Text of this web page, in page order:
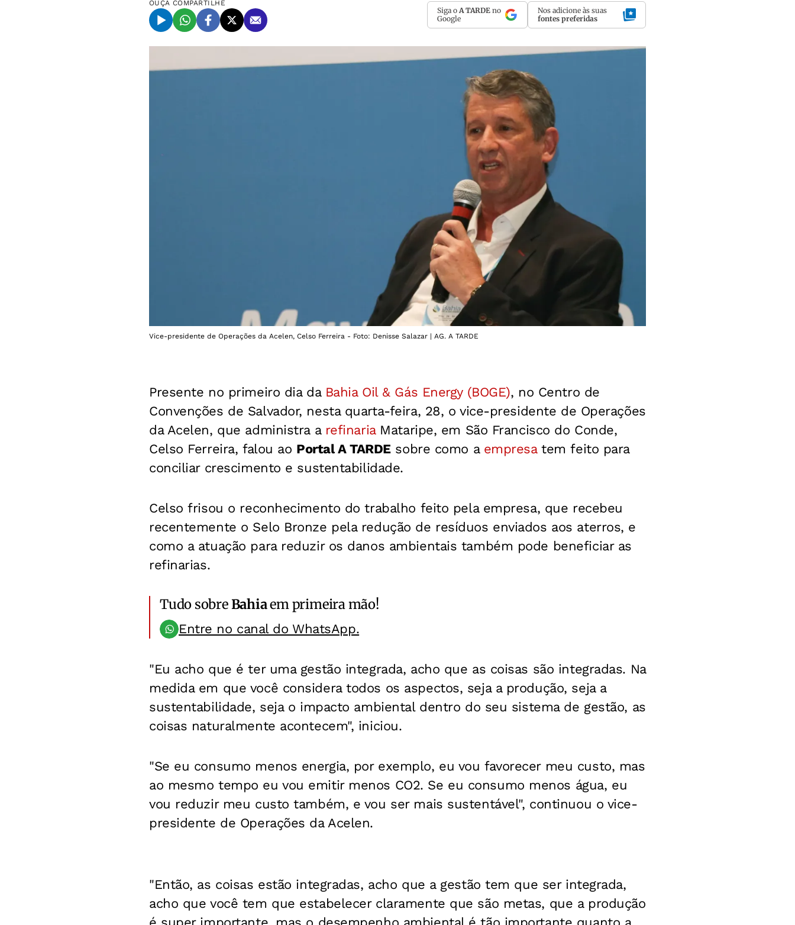
OUÇA COMPARTILHE
Siga o A TARDE no
Google
Nos adicione às suas
fontes preferidas
Vice-presidente de Operações da Acelen, Celso Ferreira - Foto: Denisse Salazar | AG. A TARDE
Presente no primeiro dia da Bahia Oil & Gás Energy (BOGE), no Centro de
Convenções de Salvador, nesta quarta-feira, 28, o vice-presidente de Operações
da Acelen, que administra a refinariaMataripe, em São Francisco do Conde,
Celso Ferreira, falou ao Portal A TARDEsobre como a empresatem feito para
conciliar crescimento e sustentabilidade.
Celso frisou o reconhecimento do trabalho feito pela empresa, que recebeu
recentemente o Selo Bronze pela redução de resíduos enviados aos aterros, e
como a atuação para reduzir os danos ambientais também pode beneficiar as
refinarias.
Tudo sobreBahiaem primeira mão!
Entre no canal do WhatsApp.
"Eu acho que é ter uma gestão integrada, acho que as coisas são integradas. Na
medida em que você considera todos os aspectos, seja a produção, seja a
sustentabilidade, seja o impacto ambiental dentro do seu sistema de gestão, as
coisas naturalmente acontecem", iniciou.
"Se eu consumo menos energia, por exemplo, eu vou favorecer meu custo, mas
ao mesmo tempo eu vou emitir menos CO2. Se eu consumo menos água, eu
vou reduzir meu custo também, e vou ser mais sustentável", continuou o vice-
presidente de Operações da Acelen.
"Então, as coisas estão integradas, acho que a gestão tem que ser integrada,
acho que você tem que estabelecer claramente que são metas, que a produção
é super importante, mas o desempenho ambiental é tão importante quanto a